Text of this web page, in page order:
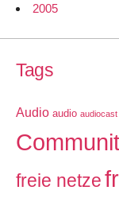
2005
Tags
Audio audio audiocast
freie netze